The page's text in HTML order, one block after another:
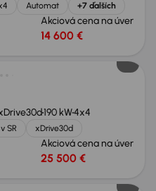
Automat +7 ďalších
Akciová cena na úver
14 600 €
190 kW4x4
SR xDrive30d
Akciová cena na úver
25 500 €